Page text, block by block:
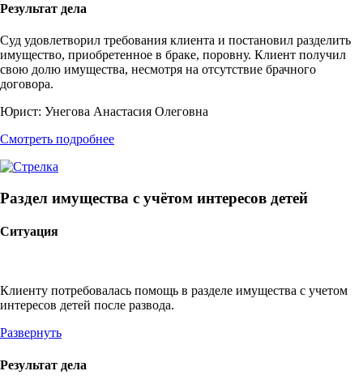
Результат дела
Суд удовлетворил требования клиента и постановил разделить
имущество, приобретенное в браке, поровну. Клиент получил
свою долю имущества, несмотря на отсутствие брачного
договора.
Юрист: Унегова Анастасия Олеговна
Смотреть подробнее
Раздел имущества с учётом интересов детей
Ситуация
Клиенту потребовалась помощь в разделе имущества с учетом
интересов детей после развода.
Развернуть
Результат дела